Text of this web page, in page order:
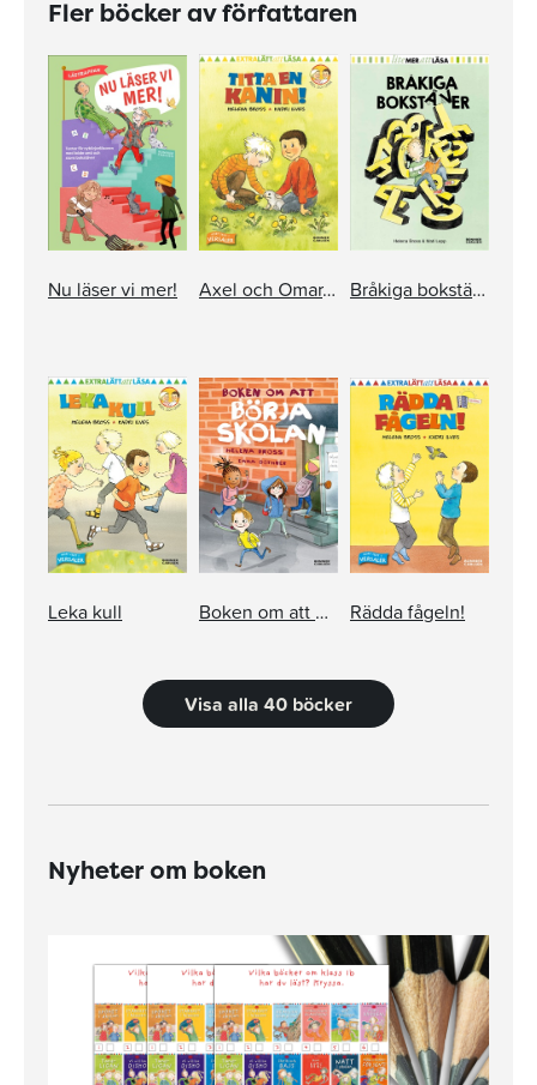
Fler böcker av författaren
Nu läser vi mer! Axel och Omar. Titta en kanin! Bråkiga bokstäver
Leka kull Boken om att börja skolan Rädda fågeln!
Visa alla 40 böcker
Nyheter om boken